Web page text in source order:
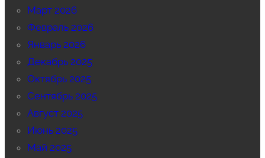
Март 2026
Февраль 2026
Январь 2026
Декабрь 2025
Октябрь 2025
Сентябрь 2025
Август 2025
Июнь 2025
Май 2025